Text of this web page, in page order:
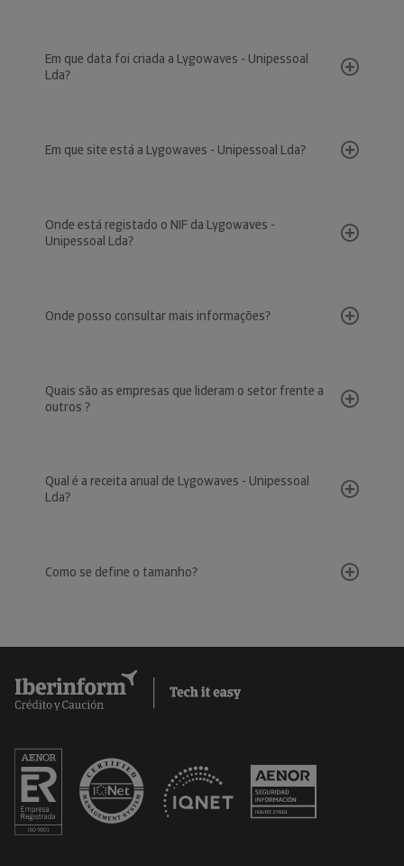
Em que data foi criada a Lygowaves - Unipessoal
Lda?
Em que site está a Lygowaves - Unipessoal Lda?
Onde está registado o NIF da Lygowaves -
Unipessoal Lda?
Onde posso consultar mais informações?
Quais são as empresas que lideram o setor frente a
outros ?
Qual é a receita anual de Lygowaves - Unipessoal
Lda?
Como se define o tamanho?